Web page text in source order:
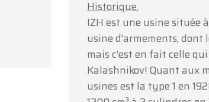
Historique.
IZH est une usine située
usine d'armements, dont
mais c'est en fait celle
Kalashnikov! Quant aux
usines est la type 1 en
ouvert normalement du lundi 10 août au
les horaires habituels.
ouverts uniquement sur rendez-vous
et au plaisir de vous accueillir